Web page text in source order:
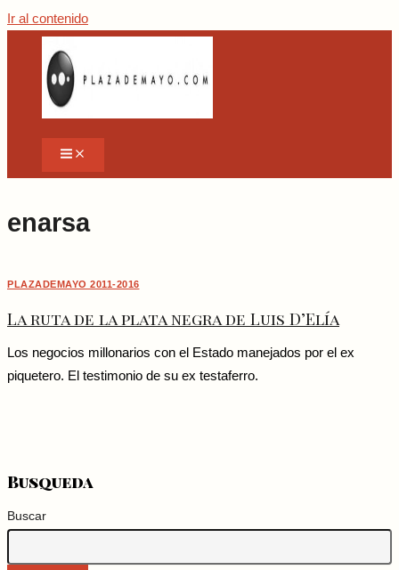
Ir al contenido
enarsa
PLAZADEMAYO 2011-2016
La ruta de la plata negra de Luis D’Elía
Los negocios millonarios con el Estado manejados por el ex
piquetero. El testimonio de su ex testaferro.
Busqueda
Buscar